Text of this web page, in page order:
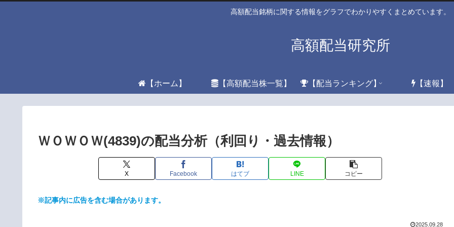
高額配当銘柄に関する情報をグラフでわかりやすくまとめています。
高額配当研究所
【ホーム】 【高額配当株一覧】 【配当ランキング】 【速報】
ＷＯＷＯＷ(4839)の配当分析（利回り・過去情報）
X Facebook はてブ LINE コピー
※記事内に広告を含む場合があります。
2025.09.28